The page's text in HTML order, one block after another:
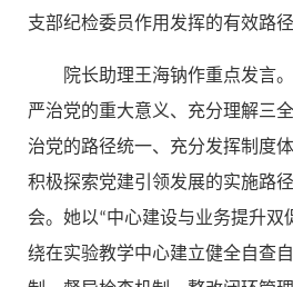
支部纪检委员作用发挥的有效路径
院长助理王海钠作重点发言
严治党的重大意义、充分理解三
治党的路径统一、充分发挥制度
积极探索党建引领发展的实施路
会。她以“中心建设与业务提升双
绕在实验教学中心建立健全自查